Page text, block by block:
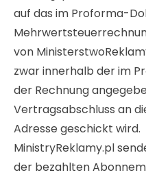
auf das im Proforma-
von
zwar innerhalb der im
der Rechnung
Vertragsabschluss an
Adresse geschickt wird.
MinistryReklamy.pl
der bezahlten